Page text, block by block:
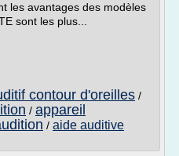
les avantages des modèles
sont les plus...
contour d'oreilles /
/ appareil
/ aide auditive